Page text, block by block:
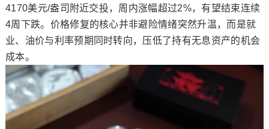
4170美元/盎司附近交投，周内涨幅超过2%，有望结束连续
4周下跌。价格修复的核心并非避险情绪突然升温，而是就
业、油价与利率预期同时转向，压低了持有无息资产的机会
成本。